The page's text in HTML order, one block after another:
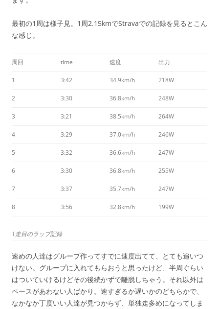
最初の1周は様子見。1周2.15kmでStravaでの記録を見るとこん
な感じ。
周回 time 速度 出力
1 3:42 34.9km/h 218W
2 3:30 36.8km/h 248W
3 3:21 38.5km/h 264W
4 3:29 37.0km/h 246W
5 3:32 36.6km/h 247W
6 3:30 36.8km/h 255W
7 3:37 35.7km/h 247W
8 3:56 32.8km/h 199W
1走目のラップ記録
速めの人達はグループ作ってすでに速度出てて、とても追いつ
けない。グループに入れてもらおうと思ったけど、半周ぐらい
はついていけるけどその後続かずで離脱しちゃう。それ以外は
ペースがあわない人ばかり。速すぎるか遅いかのどちらかで、
なかなか丁度いい人達が見つからず、単独走多めになってしま